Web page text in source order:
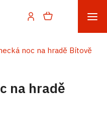
noc na hradě Bítově
na hradě